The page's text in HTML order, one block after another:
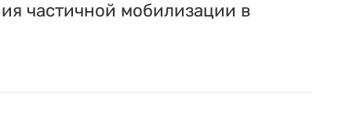
частичной мобилизации в